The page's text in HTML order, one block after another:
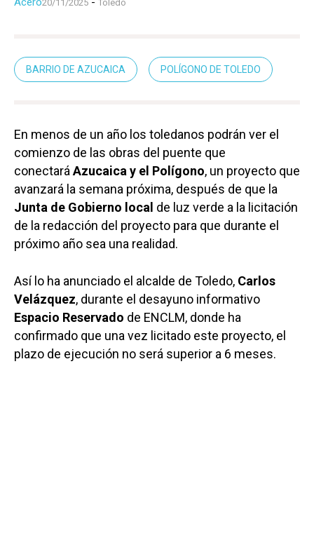
20/11/2025 Toledo
BARRIO DE AZUCAICA POLÍGONO DE TOLEDO
En menos de un año los toledanos podrán ver el
comienzo de las obras del puente que
conectará Azucaica y el Polígono, un proyecto que
avanzará la semana próxima, después de que la
Junta de Gobierno local de luz verde a la licitación
de la redacción del proyecto para que durante el
próximo año sea una realidad.
Así lo ha anunciado el alcalde de Toledo, Carlos
Velázquez, durante el desayuno informativo
Espacio Reservado de ENCLM, donde ha
confirmado que una vez licitado este proyecto, el
plazo de ejecución no será superior a 6 meses.